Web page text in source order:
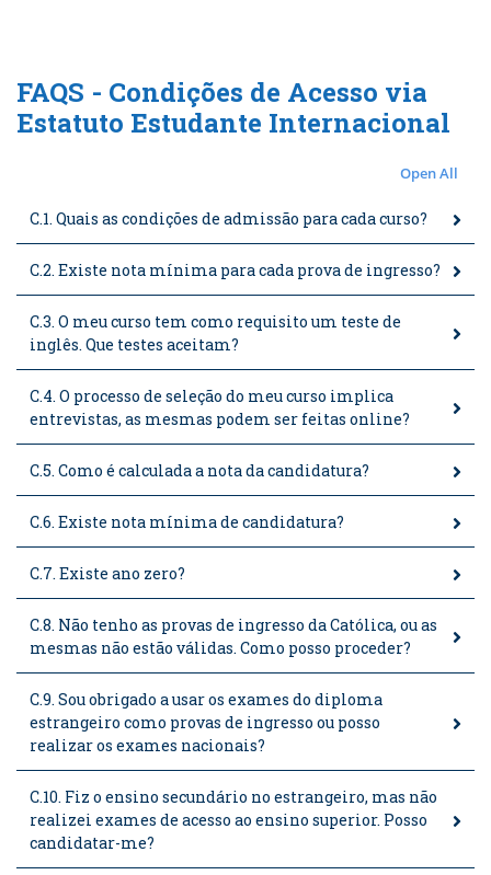
FAQS - Condições de Acesso via
Estatuto Estudante Internacional
Open All
C.1. Quais as condições de admissão para cada curso?
C.2. Existe nota mínima para cada prova de ingresso?
C.3. O meu curso tem como requisito um teste de
inglês. Que testes aceitam?
C.4. O processo de seleção do meu curso implica
entrevistas, as mesmas podem ser feitas online?
C.5. Como é calculada a nota da candidatura?
C.6. Existe nota mínima de candidatura?
C.7. Existe ano zero?
C.8. Não tenho as provas de ingresso da Católica, ou as
mesmas não estão válidas. Como posso proceder?
C.9. Sou obrigado a usar os exames do diploma
estrangeiro como provas de ingresso ou posso
realizar os exames nacionais?
C.10. Fiz o ensino secundário no estrangeiro, mas não
realizei exames de acesso ao ensino superior. Posso
candidatar-me?